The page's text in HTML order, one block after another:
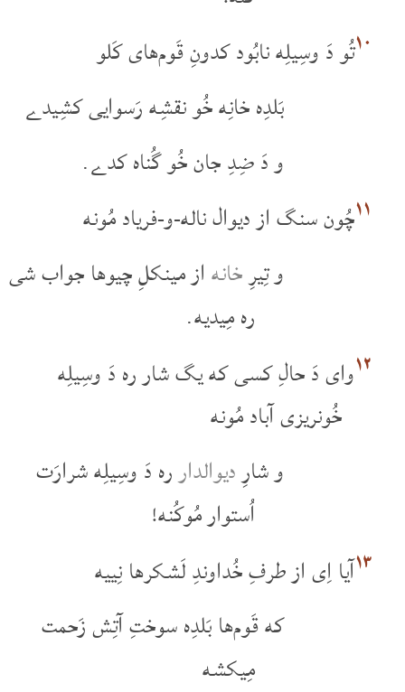
۱۰تُو دَ وسِیلِه نابُود کدونِ قَوم‌های کَلو
بَلدِه خانِه خُو نقشِه رَسوایی کشِیدے
و دَ ضِدِ جان خُو گُناه کدے.
۱۱چُون سنگ از دیوال ناله-و-فریاد مُونه
و تِیرِخانهاز مینکلِ چیو‌ها جواب شی
ره مِیدیه.
۱۲وای دَ حالِ کسی که یگ شار ره دَ وسِیلِه
خُونریزی آباد مُونه
و شارِدیوالدارره دَ وسِیلِه شرارَت
اُستوار مُوکُنه!
۱۳آیا اِی از طرفِ خُداوندِ لَشکرها نِییه
که قَوم‌ها بَلدِه سوختِ آتِش زَحمت
مِیکشه